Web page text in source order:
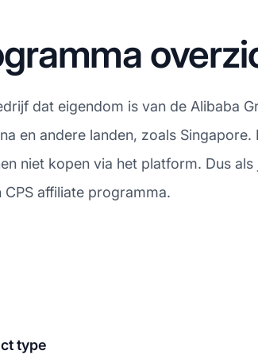
dat eigendom is van de Alibaba
en andere landen, zoals
niet kopen via het platform. Dus
affiliate programma.
type